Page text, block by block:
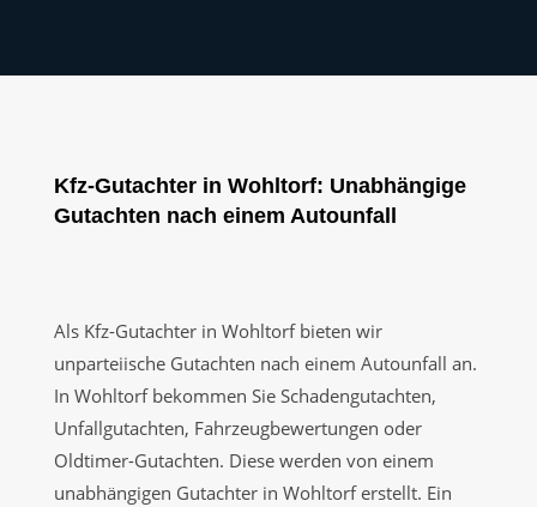
Kfz-Gutachter in Wohltorf: Unabhängige
Gutachten nach einem Autounfall
Als Kfz-Gutachter in Wohltorf bieten wir
unparteiische Gutachten nach einem Autounfall an.
In Wohltorf bekommen Sie Schadengutachten,
Unfallgutachten, Fahrzeugbewertungen oder
Oldtimer-Gutachten. Diese werden von einem
unabhängigen Gutachter in Wohltorf erstellt. Ein